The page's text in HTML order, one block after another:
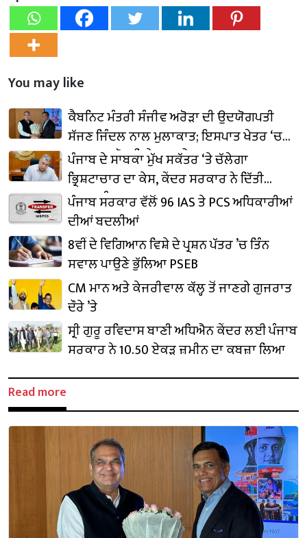
You may like
ਕੈਬਨਿਟ ਮੰਤਰੀ ਸੰਜੀਵ ਅਰੋੜਾ ਦੀ ਉਦਯੋਗਪਤੀ
ਸੱਜਣ ਜਿੰਦਲ ਨਾਲ ਮੁਲਾਕਾਤ; ਇਸਪਾਤ ਖੇਤਰ ‘ਚ
₹1,500 ਕਰੋੜ ਨਿਵੇਸ਼ ਦਾ ਐਲਾਨ
ਪੰਜਾਬ ਦੇ ਸਾਬਕਾ ਮੁੱਖ ਸਕੱਤਰ ‘ਤੇ ਚੱਲੇਗਾ
ਭ੍ਰਿਸ਼ਟਾਚਾਰ ਦਾ ਕੇਸ, ਕੇਂਦਰ ਸਰਕਾਰ ਨੇ ਦਿੱਤੀ
ਪ੍ਰਵਾਨਗੀ
ਪੰਜਾਬ ਸਰਕਾਰ ਵੱਲੋਂ 96 IAS ਤੇ PCS ਅਧਿਕਾਰੀਆਂ
ਦੀਆਂ ਬਦਲੀਆਂ
8ਵੀਂ ਦੇ ਵਿਗਿਆਨ ਵਿਸ਼ੇ ਦੇ ਪ੍ਰਸ਼ਨ ਪੱਤਰ ’ਚ ਤਿੰਨ
ਸਵਾਲ ਪਾਉਣੇ ਭੁੱਲਿਆ PSEB
CM ਮਾਨ ਅਤੇ ਕੇਜਰੀਵਾਲ ਕੱਲ੍ਹ ਤੋਂ ਜਾਣਗੇ ਗੁਜਰਾਤ
ਦੌਰੇ ’ਤੇ
ਸ੍ਰੀ ਗੁਰੂ ਰਵਿਦਾਸ ਬਾਣੀ ਅਧਿਐਨ ਕੇਂਦਰ ਲਈ ਪੰਜਾਬ
ਸਰਕਾਰ ਨੇ 10.50 ਏਕੜ ਜ਼ਮੀਨ ਦਾ ਕਬਜ਼ਾ ਲਿਆ
Read more